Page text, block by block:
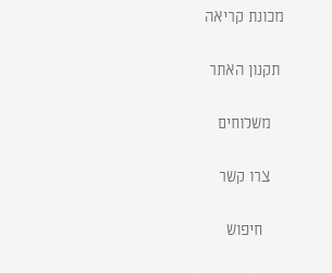
מכונת קריאה
תקנון האתר
משלוחים
צרו קשר
חיפוש